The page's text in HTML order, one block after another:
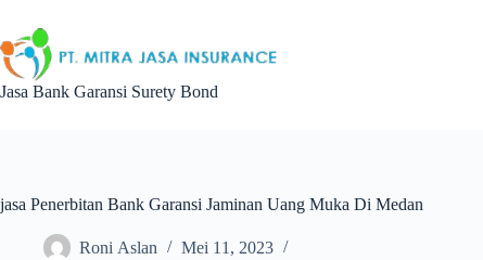
content
Jasa Bank Garansi Surety Bond
jasa Penerbitan Bank Garansi Jaminan Uang Muka Di Medan
Roni Aslan
Mei 11, 2023